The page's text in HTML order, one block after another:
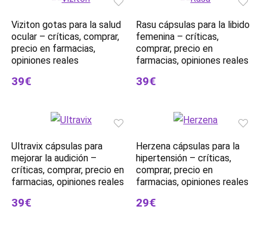
Viziton gotas para la salud
ocular – críticas, comprar,
precio en farmacias,
opiniones reales
39€
Rasu cápsulas para la libido
femenina – críticas,
comprar, precio en
farmacias, opiniones reales
39€
Ultravix cápsulas para
mejorar la audición –
críticas, comprar, precio en
farmacias, opiniones reales
39€
Herzena cápsulas para la
hipertensión – críticas,
comprar, precio en
farmacias, opiniones reales
29€